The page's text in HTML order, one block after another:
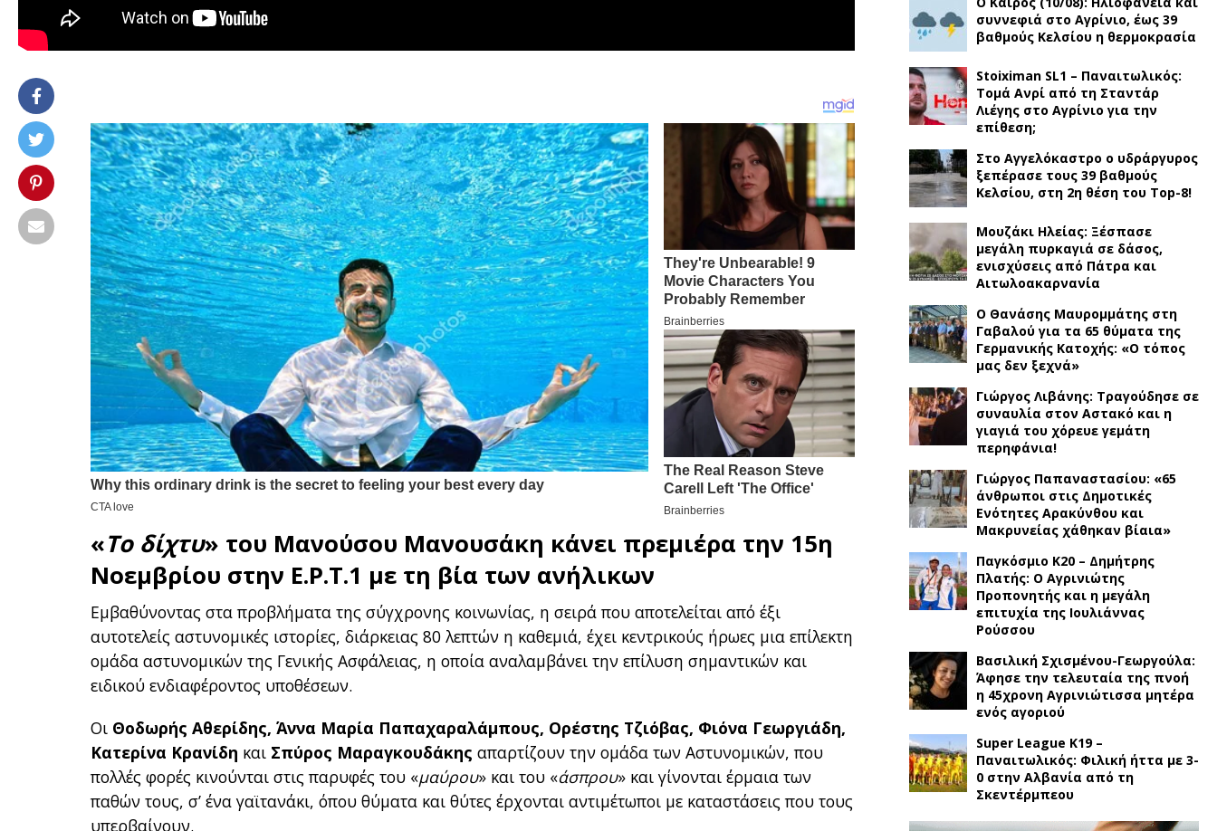
«Το δίχτυ» του Μανούσου Μανουσάκη κάνει πρεμιέρα την 15η
Νοεμβρίου στην Ε.Ρ.Τ.1 με τη βία των ανήλικων
Εμβαθύνοντας στα προβλήματα της σύγχρονης κοινωνίας, η σειρά που αποτελείται από έξι
αυτοτελείς αστυνομικές ιστορίες, διάρκειας 80 λεπτών η καθεμιά, έχει κεντρικούς ήρωες μια επίλεκτη
ομάδα αστυνομικών της Γενικής Ασφάλειας, η οποία αναλαμβάνει την επίλυση σημαντικών και
ειδικού ενδιαφέροντος υποθέσεων.
Οι Θοδωρής Αθερίδης, Άννα Μαρία Παπαχαραλάμπους, Ορέστης Τζιόβας, Φιόνα Γεωργιάδη,
Κατερίνα Κρανίδη και Σπύρος Μαραγκουδάκης απαρτίζουν την ομάδα των Αστυνομικών, που
πολλές φορές κινούνται στις παρυφές του «μαύρου» και του «άσπρου» και γίνονται έρμαια των
παθών τους, σ’ ένα γαϊτανάκι, όπου θύματα και θύτες έρχονται αντιμέτωποι με καταστάσεις που τους
υπερβαίνουν.
συννεφιά στο Αγρίνιο, έως 39
βαθμούς Κελσίου η θερμοκρασία
Stoiximan SL1 – Παναιτωλικός:
Τομά Ανρί από τη Σταντάρ
Λιέγης στο Αγρίνιο για την
επίθεση;
Στο Αγγελόκαστρο ο υδράργυρος
ξεπέρασε τους 39 βαθμούς
Κελσίου, στη 2η θέση του Top-8!
Μουζάκι Ηλείας: Ξέσπασε
μεγάλη πυρκαγιά σε δάσος,
ενισχύσεις από Πάτρα και
Αιτωλοακαρνανία
Ο Θανάσης Μαυρομμάτης στη
Γαβαλού για τα 65 θύματα της
Γερμανικής Κατοχής: «Ο τόπος
μας δεν ξεχνά»
Γιώργος Λιβάνης: Τραγούδησε σε
συναυλία στον Αστακό και η
γιαγιά του χόρευε γεμάτη
περηφάνια!
Γιώργος Παπαναστασίου: «65
άνθρωποι στις Δημοτικές
Ενότητες Αρακύνθου και
Μακρυνείας χάθηκαν βίαια»
Παγκόσμιο Κ20 – Δημήτρης
Πλατής: Ο Αγρινιώτης
Προπονητής και η μεγάλη
επιτυχία της Ιουλιάννας
Ρούσσου
Βασιλική Σχισμένου-Γεωργούλα:
Άφησε την τελευταία της πνοή
η 45χρονη Αγρινιώτισσα μητέρα
ενός αγοριού
Super League K19 –
Παναιτωλικός: Φιλική ήττα με 3-
0 στην Αλβανία από τη
Σκεντέρμπεου